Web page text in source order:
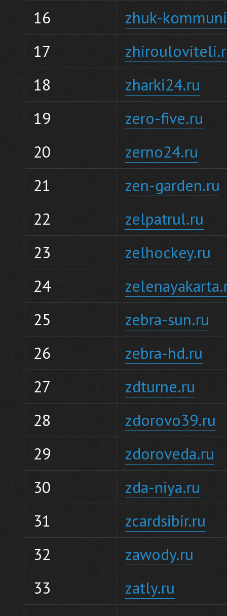
16
zhuk-
17
18
zharki24.ru
19
zero-five.ru
20
zerno24.ru
21
zen-garden.ru
22
zelpatrul.ru
23
zelhockey.ru
24
25
zebra-sun.ru
26
zebra-hd.ru
27
zdturne.ru
28
zdorovo39.ru
29
zdoroveda.ru
30
zda-niya.ru
31
zcardsibir.ru
32
zawody.ru
33
zatly.ru